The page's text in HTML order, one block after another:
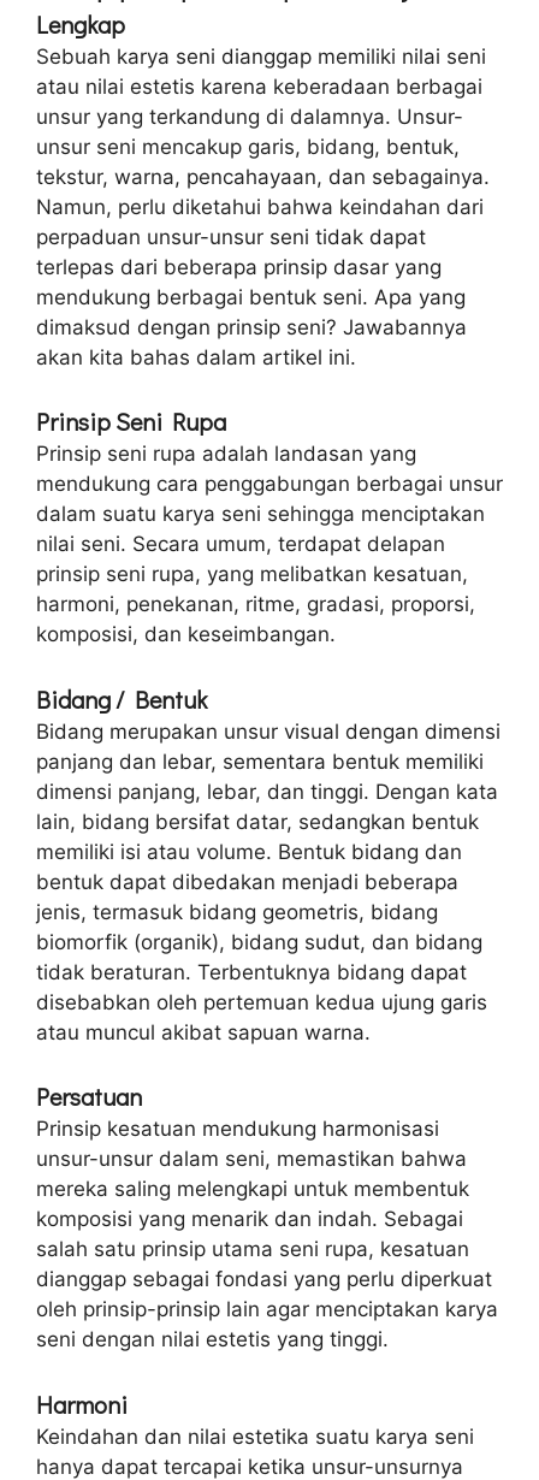
Lengkap
Sebuah karya seni dianggap memiliki nilai seni
atau nilai estetis karena keberadaan berbagai
unsur yang terkandung di dalamnya. Unsur-
unsur seni mencakup garis, bidang, bentuk,
tekstur, warna, pencahayaan, dan sebagainya.
Namun, perlu diketahui bahwa keindahan dari
perpaduan unsur-unsur seni tidak dapat
terlepas dari beberapa prinsip dasar yang
mendukung berbagai bentuk seni. Apa yang
dimaksud dengan prinsip seni? Jawabannya
akan kita bahas dalam artikel ini.
Prinsip Seni Rupa
Prinsip seni rupa adalah landasan yang
mendukung cara penggabungan berbagai unsur
dalam suatu karya seni sehingga menciptakan
nilai seni. Secara umum, terdapat delapan
prinsip seni rupa, yang melibatkan kesatuan,
harmoni, penekanan, ritme, gradasi, proporsi,
komposisi, dan keseimbangan.
Bidang / Bentuk
Bidang merupakan unsur visual dengan dimensi
panjang dan lebar, sementara bentuk memiliki
dimensi panjang, lebar, dan tinggi. Dengan kata
lain, bidang bersifat datar, sedangkan bentuk
memiliki isi atau volume. Bentuk bidang dan
bentuk dapat dibedakan menjadi beberapa
jenis, termasuk bidang geometris, bidang
biomorfik (organik), bidang sudut, dan bidang
tidak beraturan. Terbentuknya bidang dapat
disebabkan oleh pertemuan kedua ujung garis
atau muncul akibat sapuan warna.
Persatuan
Prinsip kesatuan mendukung harmonisasi
unsur-unsur dalam seni, memastikan bahwa
mereka saling melengkapi untuk membentuk
komposisi yang menarik dan indah. Sebagai
salah satu prinsip utama seni rupa, kesatuan
dianggap sebagai fondasi yang perlu diperkuat
oleh prinsip-prinsip lain agar menciptakan karya
seni dengan nilai estetis yang tinggi.
Harmoni
Keindahan dan nilai estetika suatu karya seni
hanya dapat tercapai ketika unsur-unsurnya